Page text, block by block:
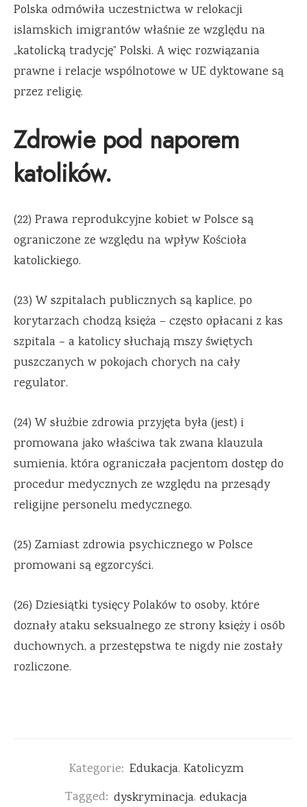
Polska odmówiła uczestnictwa w relokacji
islamskich imigrantów właśnie ze względu na
„katolicką tradycję” Polski. A więc rozwiązania
prawne i relacje wspólnotowe w UE dyktowane są
przez religię.
Zdrowie pod naporem
katolików.
(22) Prawa reprodukcyjne kobiet w Polsce są
ograniczone ze względu na wpływ Kościoła
katolickiego.
(23) W szpitalach publicznych są kaplice, po
korytarzach chodzą księża – często opłacani z kas
szpitala – a katolicy słuchają mszy świętych
puszczanych w pokojach chorych na cały
regulator.
(24) W służbie zdrowia przyjęta była (jest) i
promowana jako właściwa tak zwana klauzula
sumienia, która ograniczała pacjentom dostęp do
procedur medycznych ze względu na przesądy
religijne personelu medycznego.
(25) Zamiast zdrowia psychicznego w Polsce
promowani są egzorcyści.
(26) Dziesiątki tysięcy Polaków to osoby, które
doznały ataku seksualnego ze strony księży i osób
duchownych, a przestępstwa te nigdy nie zostały
rozliczone.
Kategorie: Edukacja, Katolicyzm
Tagged: dyskryminacja, edukacja